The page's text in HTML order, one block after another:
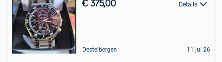
€ 375,00 Details
Destelbergen 11 jul 26